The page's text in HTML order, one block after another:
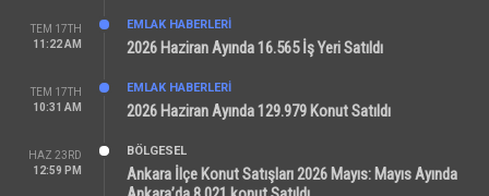
TEM 17TH
11:22 AM
EMLAK HABERLERI
2026 Haziran Ayında 16.565 İş Yeri Satıldı
TEM 17TH
10:31 AM
EMLAK HABERLERI
2026 Haziran Ayında 129.979 Konut Satıldı
HAZ 23RD
12:59 PM
BÖLGESEL
Ankara İlçe Konut Satışları 2026 Mayıs: Mayıs Ayında